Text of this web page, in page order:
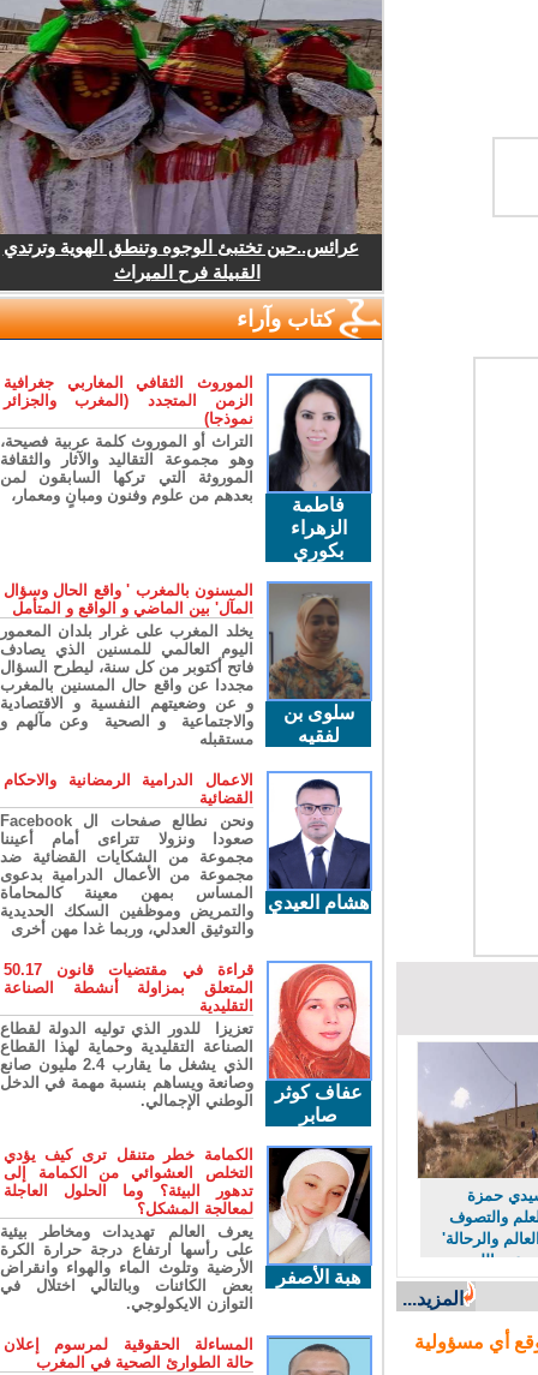
حمزة
والتصوف
والرحالة'
الله
المزيد...
أي مسؤولية
عرائس..حين تختبئ الوجوه وتنطق الهوية وترتدي
القبيلة فرح الميراث
كتاب وآراء
فاطمة
الزهراء
بكوري
الموروث الثقافي المغاربي جغرافية
الزمن المتجدد (المغرب والجزائر
نموذجا)
التراث أو الموروث كلمة عربية فصيحة،
وهو مجموعة التقاليد والآثار والثقافة
الموروثة التي تركها السابقون لمن
بعدهم من علوم وفنون ومبانٍ ومعمار،
سلوى بن
لفقيه
المسنون بالمغرب ' واقع الحال وسؤال
المآل' بين الماضي و الواقع و المتأمل
يخلد المغرب على غرار بلدان المعمور
اليوم العالمي للمسنين الذي يصادف
فاتح أكتوبر من كل سنة، ليطرح السؤال
مجددا عن واقع حال المسنين بالمغرب
و عن وضعيتهم النفسية و الاقتصادية
والاجتماعية و الصحية وعن مآلهم و
مستقبله
هشام العيدي
الاعمال الدرامية الرمضانية والاحكام
القضائية
ونحن نطالع صفحات ال Facebook
صعودا ونزولا تتراءى أمام أعيننا
مجموعة من الشكايات القضائية ضد
مجموعة من الأعمال الدرامية بدعوى
المساس بمهن معينة كالمحاماة
والتمريض وموظفين السكك الحديدية
والتوثيق العدلي، وربما غدا مهن أخرى
عفاف كوثر
صابر
قراءة في مقتضيات قانون 50.17
المتعلق بمزاولة أنشطة الصناعة
التقليدية
تعزيزا للدور الذي توليه الدولة لقطاع
الصناعة التقليدية وحماية لهذا القطاع
الذي يشغل ما يقارب 2.4 مليون صانع
وصانعة ويساهم بنسبة مهمة في الدخل
الوطني الإجمالي.
هبة الأصفر
الكمامة خطر متنقل ترى كيف يؤدي
التخلص العشوائي من الكمامة إلى
تدهور البيئة؟ وما الحلول العاجلة
لمعالجة المشكل؟
يعرف العالم تهديدات ومخاطر بيئية
على رأسها ارتفاع درجة حرارة الكرة
الأرضية وتلوث الماء والهواء وانقراض
بعض الكائنات وبالتالي اختلال في
التوازن الايكولوجي.
المساءلة الحقوقية لمرسوم إعلان
حالة الطوارئ الصحية في المغرب